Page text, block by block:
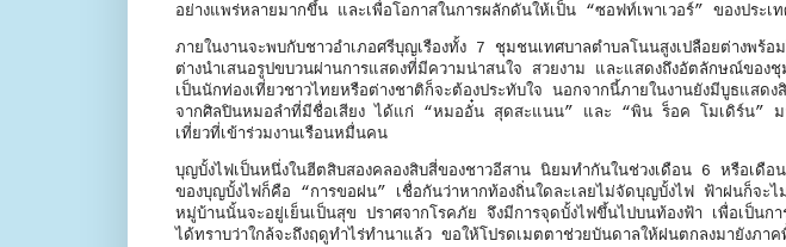
อย่างแพร่หลายมากขึ้น และเพื่อโอกาสในการผลักดันให้เป็น “ซอฟท์เพาเวอร์” ของประเ
ภายในงานจะพบกับชาวอำเภอศรีบุญเรืองทั้ง 7 ชุมชนเทศบาลตำบลโนนสูงเปลือยต่างพ
ต่างนำเสนอรูปขบวนผ่านการแสดงที่มีความน่าสนใจ สวยงาม และแสดงถึงอัตลักษณ์ของ
เป็นนักท่องเที่ยวชาวไทยหรือต่างชาติก็จะต้องประทับใจ นอกจากนี้ภายในงานยังมีบูธแส
จากศิลปินหมอลำที่มีชื่อเสียง ได้แก่ “หมออั๋น สุดสะแนน” และ “พิน ร็อค โมเดิร์น” มา
เที่ยวที่เข้าร่วมงานเรือนหมื่นคน
บุญบั้งไฟเป็นหนึ่งในฮีตสิบสองคลองสิบสี่ของชาวอีสาน นิยมทำกันในช่วงเดือน 6 หรือเดื
ของบุญบั้งไฟก็คือ “การขอฝน” เชื่อกันว่าหากท้องถิ่นใดละเลยไม่จัดบุญบั้งไฟ ฟ้าฝนก็จะ
หมู่บ้านนั้นจะอยู่เย็นเป็นสุข ปราศจากโรคภัย จึงมีการจุดบั้งไฟขึ้นไปบนท้องฟ้า เพื่อเป็นก
ได้ทราบว่าใกล้จะถึงฤดูทำไร่ทำนาแล้ว ขอให้โปรดเมตตาช่วยบันดาลให้ฝนตกลงมายังภา